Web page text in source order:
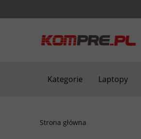
Kategorie Laptopy
Strona główna